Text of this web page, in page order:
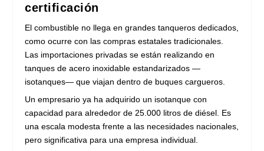
certificación
El combustible no llega en grandes tanqueros dedicados,
como ocurre con las compras estatales tradicionales.
Las importaciones privadas se están realizando en
tanques de acero inoxidable estandarizados —
isotanques— que viajan dentro de buques cargueros.
Un empresario ya ha adquirido un isotanque con
capacidad para alrededor de 25.000 litros de diésel. Es
una escala modesta frente a las necesidades nacionales,
pero significativa para una empresa individual.